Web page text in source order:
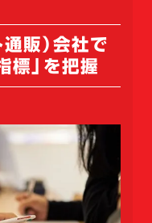
販）会社で
標」を把握